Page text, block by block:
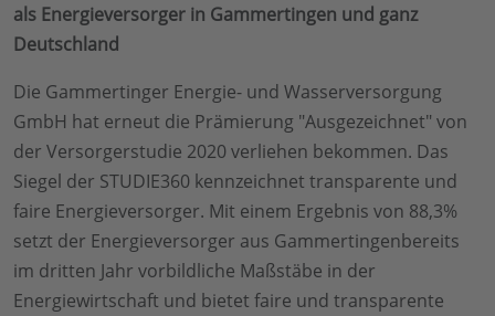
als Energieversorger in Gammertingen und ganz
Deutschland
Die Gammertinger Energie- und Wasserversorgung
GmbH hat erneut die Prämierung "Ausgezeichnet" von
der Versorgerstudie 2020 verliehen bekommen. Das
Siegel der STUDIE360 kennzeichnet transparente und
faire Energieversorger. Mit einem Ergebnis von 88,3%
setzt der Energieversorger aus Gammertingenbereits
im dritten Jahr vorbildliche Maßstäbe in der
Energiewirtschaft und bietet faire und transparente